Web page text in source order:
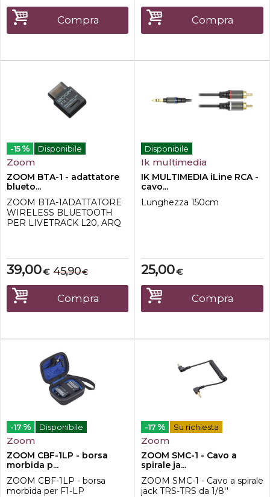
Compra Compra
-15 % Disponibile
Zoom
ZOOM BTA-1 - adattatore
blueto...
ZOOM BTA-1ADATTATORE
WIRELESS BLUETOOTH
PER LIVETRACK L20, ARQ
con il LiveTrak L-20 ed offre il
controllo wireless (tramite
un'app mobile iOS gratuita)
della maggior parte delle
funzioni integrate, tra cui
Fader Level, Scene, EQ,
€
39,00 €
45,90
Compra
Disponibile
Ik multimedia
IK MULTIMEDIA iLine RCA -
cavo...
Lunghezza 150cm
€
25,00
Compra
-17 % Disponibile
Zoom
ZOOM CBF-1LP - borsa
morbida p...
ZOOM CBF-1LP - borsa
morbida per F1-LP
-17 % Su richiesta
Zoom
ZOOM SMC-1 - Cavo a
spirale ja...
ZOOM SMC-1 - Cavo a spirale
jack TRS-TRS da 1/8''